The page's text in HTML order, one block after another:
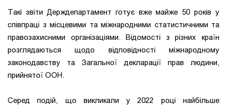
Такі звіти Держдепартамент готує вже майже 50 років у
співпраці з місцевими та міжнародними статистичними та
правозахисними організаціями. Відомості з різних країн
розглядаються щодо відповідності міжнародному
законодавству та Загальної декларації прав людини,
прийнятої ООН.
Серед подій, що викликали у 2022 році найбільше